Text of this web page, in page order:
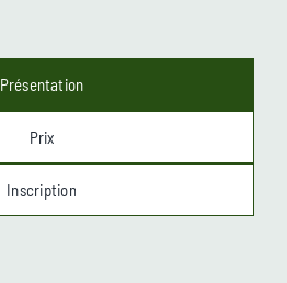
Présentation
Prix
Inscription